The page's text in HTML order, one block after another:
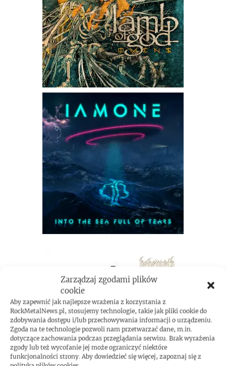
Zarządzaj zgodami plików
cookie
Aby zapewnić jak najlepsze wrażenia z korzystania z
RockMetalNews.pl, stosujemy technologie, takie jak pliki cookie do
zdobywania dostępu i/lub przechowywania informacji o urządzeniu.
Zgoda na te technologie pozwoli nam przetwarzać dane, m.in.
dotyczące zachowania podczas przeglądania serwisu. Brak wyrażenia
zgody lub też wycofanie jej może ograniczyć niektóre
funkcjonalności strony. Aby dowiedzieć się więcej, zapoznaj się z